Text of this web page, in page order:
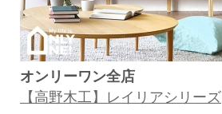
オンリーワン全店
【高野木工】レイリアシリーズ